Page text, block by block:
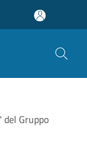
del Gruppo